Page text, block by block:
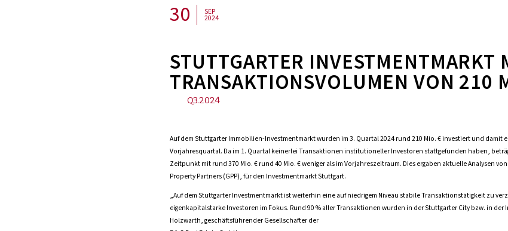
30 SEP
2024
STUTTGARTER INVESTMENTMARKT
TRANSAKTIONSVOLUMEN VON 210
Q3.2024
Auf dem Stuttgarter Immobilien-Investmentmarkt wurden im 3. Quartal 2024 rund 210 Mio. € investiert und damit
Vorjahresquartal. Da im 1. Quartal keinerlei Transaktionen institutioneller Investoren stattgefunden haben,
Zeitpunkt mit rund 370 Mio. € rund 40 Mio. € weniger als im Vorjahreszeitraum. Dies ergaben aktuelle Analysen von
Property Partners (GPP), für den Investmentmarkt Stuttgart.
„Auf dem Stuttgarter Investmentmarkt ist weiterhin eine auf niedrigem Niveau stabile Transaktionstätigkeit zu
eigenkapitalstarke Investoren im Fokus. Rund 90 % aller Transaktionen wurden in der Stuttgarter City bzw. in
Holzwarth, geschäftsführender Gesellschafter der